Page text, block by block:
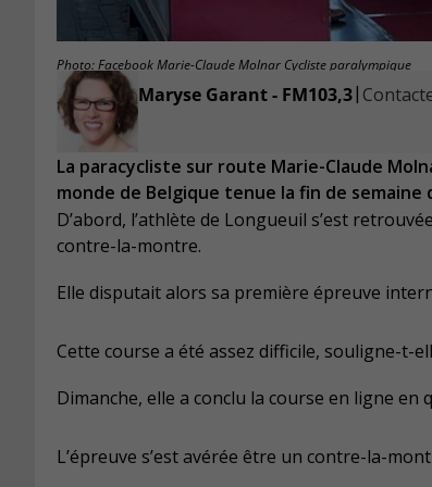
Photo: Facebook Marie-Claude Molnar Cycliste paralympique
Maryse Garant - FM103,3|
La paracycliste sur route Marie-Claude
monde de Belgique tenue la fin de semaine
D’abord, l’athlète de Longueuil s’est
contre-la-montre.
Elle disputait alors sa première épreuve
Cette course a été assez difficile, souligne-t-
Dimanche, elle a conclu la course en ligne en
L’épreuve s’est avérée être un contre-la-